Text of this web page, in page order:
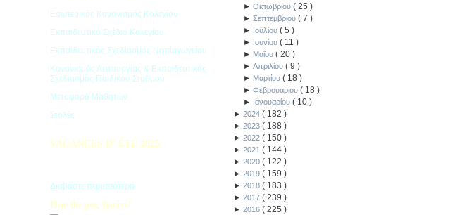
Εσωτερικός Κανονισμός Κολεγίου
Εκπαιδευτικό Σχέδιο Κολεγίου
Εκπαιδευτικός Σχεδιασμός Νηπιαγωγείου
Κανονισμός Λειτουργίας & Εκπαιδευτικός
Σχεδιασμός Παιδικού Σταθμού
Μεταφορά Μαθητών
Στολές
VACANCES D’ ÉTÉ 2025
Διαβάστε περισσότερα
Που θα μας βρείτε!
►Οκτωβρίου(25)
►Σεπτεμβρίου(7)
► Ιουλίου(5)
► Ιουνίου( 11)
► Μαΐου(20)
►Απριλίου(9)
► Μαρτίου( 18)
►Φεβρουαρίου( 18)
► Ιανουαρίου( 10)
► 2024 ( 182 )
► 2023 ( 188 )
► 2022 ( 150 )
► 2021 ( 144 )
► 2020 ( 122 )
► 2019 ( 159 )
► 2018 ( 183 )
► 2017 ( 239 )
► 2016 ( 225 )